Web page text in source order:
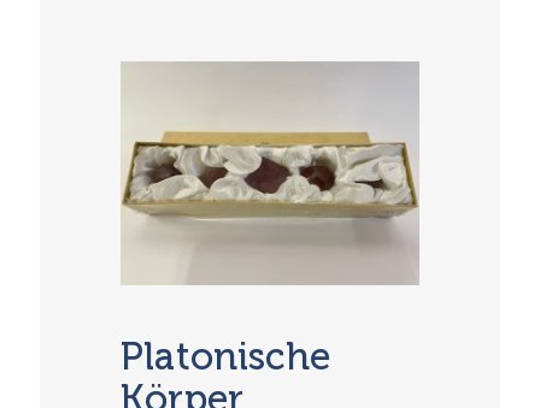
Platonische
Körper